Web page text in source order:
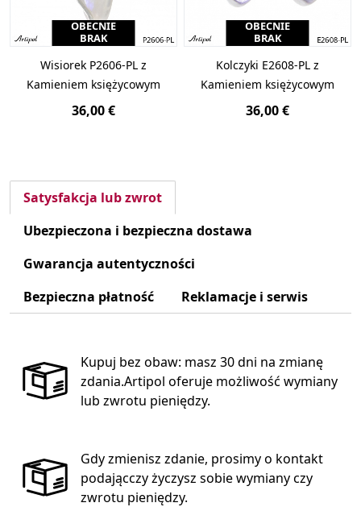
OBECNIE
BRAK
Wisiorek P2606-PL z
Kamieniem księżycowym
36,00 €
OBECNIE
BRAK
Kolczyki E2608-PL z
Kamieniem księżycowym
36,00 €
Satysfakcja lub zwrot
Ubezpieczona i bezpieczna dostawa
Gwarancja autentyczności
Bezpieczna płatność
Reklamacje i serwis
Kupuj bez obaw: masz 30 dni na zmianę
zdania.Artipol oferuje możliwość wymiany
lub zwrotu pieniędzy.
Gdy zmienisz zdanie, prosimy o kontakt
podającczy życzysz sobie wymiany czy
zwrotu pieniędzy.